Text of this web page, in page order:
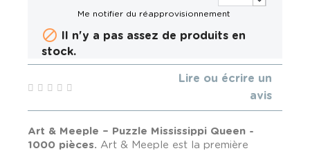
 Il n'y a pas assez de produits en
stock.
Lire ou écrire un
avis
Art & Meeple – Puzzle Mississippi Queen -
1000 pièces. Art & Meeple est la première